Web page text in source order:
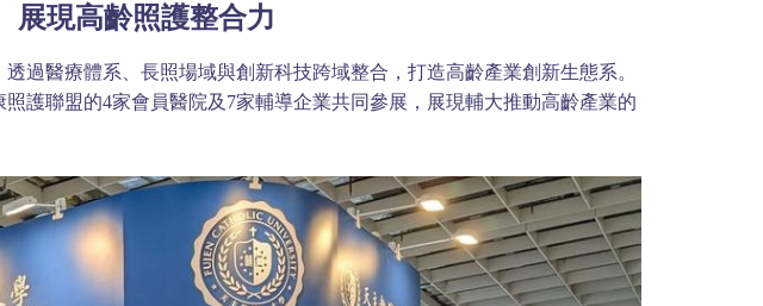
現高齡照護整合力
過醫療體系、長照場域與創新科技跨域整合，打造高齡產業創新生態系。
護聯盟的4家會員醫院及7家輔導企業共同參展，展現輔大推動高齡產業的